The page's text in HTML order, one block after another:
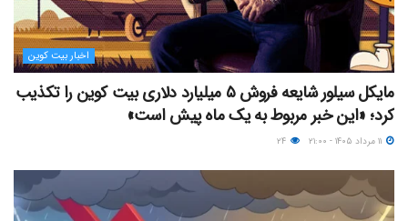
اخبار بیت کوین
مایکل سیلور شایعه فروش ۵ میلیارد دلاری بیت کوین را تکذیب
کرد؛ «این خبر مربوط به یک ماه پیش است»